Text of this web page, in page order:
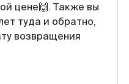
цене🙌. Также вы
туда и обратно,
возвращения